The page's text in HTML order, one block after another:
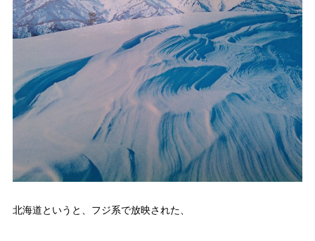
北海道というと、フジ系で放映された、